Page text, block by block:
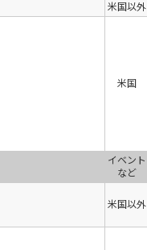
米国以外
米国
イベント
など
米国以外